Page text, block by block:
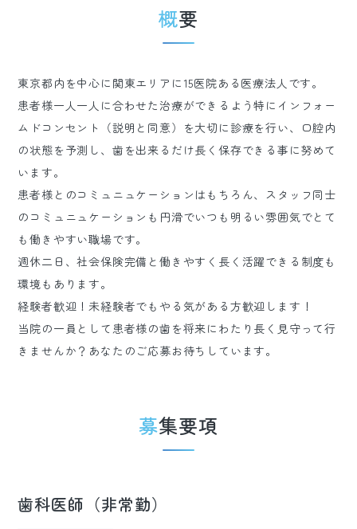
概要
東京都内を中心に関東エリアに15医院ある医療法人です。
患者様一人一人に合わせた治療ができるよう特にインフォー
ムドコンセント（説明と同意）を大切に診療を行い、口腔内
の状態を予測し、歯を出来るだけ長く保存できる事に努めて
います。
患者様とのコミュニュケーションはもちろん、スタッフ同士
のコミュニュケーションも円滑でいつも明るい雰囲気でとて
も働きやすい職場です。
週休二日、社会保険完備と働きやすく長く活躍できる制度も
環境もあります。
経験者歓迎！未経験者でもやる気がある方歓迎します！
当院の一員として患者様の歯を将来にわたり長く見守って行
きませんか？あなたのご応募お待ちしています。
募集要項
歯科医師（非常勤）